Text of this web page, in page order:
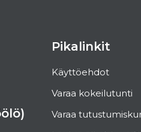
Pikalinkit
Käyttöehdot
Varaa kokeilutunti
Varaa